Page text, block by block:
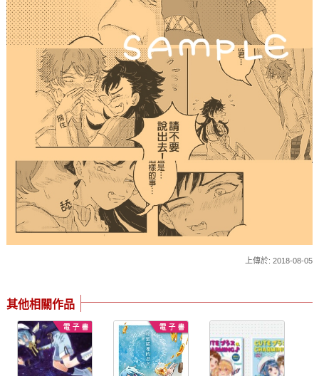
上傳於: 2018-08-05
其他相關作品